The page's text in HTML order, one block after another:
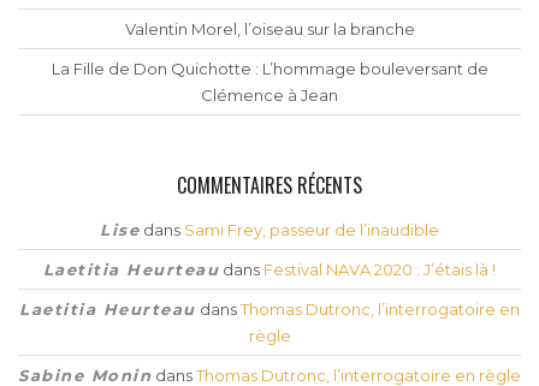
Valentin Morel, l’oiseau sur la branche
La Fille de Don Quichotte : L’hommage bouleversant de
Clémence à Jean
COMMENTAIRES RÉCENTS
Lise dans Sami Frey, passeur de l’inaudible
Laetitia Heurteau dans Festival NAVA 2020 : J’étais là !
Laetitia Heurteau dansThomas Dutronc, l’interrogatoire en
règle
Sabine Monin dansThomas Dutronc, l’interrogatoire en règle